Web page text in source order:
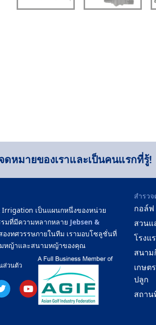
ดหมายของเราและเป็นคนแรกที่รู้!
Irrigation เป็นแผนกหนึ่งของหน่วย
มที่มีความหลากหลาย Jebsen &
งทศวรรษภายในทีม เรามอบโซลูชั่นที่
หญ้าและสนามหญ้าของคุณ
ส่วนตัว
สำรว
กอล์ฟ
สวน
โรงแ
สนา
เกษต
ปลูก
สถาน